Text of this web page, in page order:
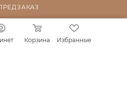
ул. 3-я Фрунзенская, 6
Корзина Избранные